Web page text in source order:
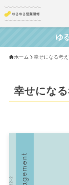
ゆ
ホーム 幸せになる考
幸せにな